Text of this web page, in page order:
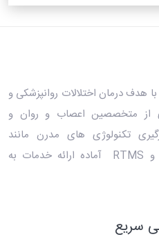
با هدف درمان اختلالات روانپزشکی و
از متخصصین اعصاب و روان و
تکنولوژی های مدرن مانند
نوروفیدبک ، بیوفیدبک و TDCS و RTMS آماده ارائه خدمات به
سریع